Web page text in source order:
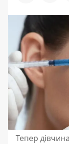
Тепер